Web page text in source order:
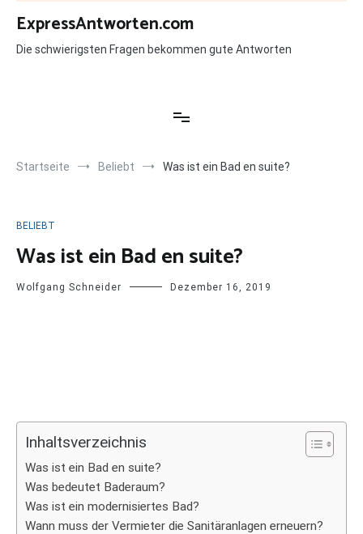
Zum
Inhalt
springen
ExpressAntworten.com
Die schwierigsten Fragen bekommen gute Antworten
Startseite Beliebt Was ist ein Bad en suite?
BELIEBT
Was ist ein Bad en suite?
Wolfgang Schneider Dezember 16, 2019
Inhaltsverzeichnis
Was ist ein Bad en suite?
Was bedeutet Baderaum?
Was ist ein modernisiertes Bad?
Wann muss der Vermieter die Sanitäranlagen erneuern?